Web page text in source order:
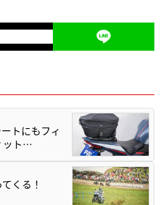
トにもフィ
ット…
くる！